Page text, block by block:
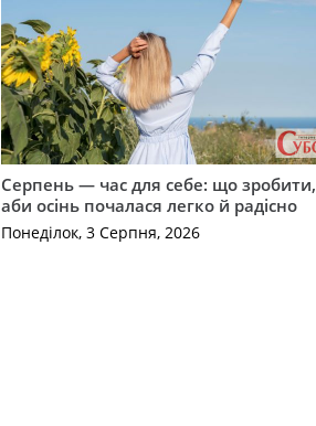
Серпень — час для себе: що зробити,
аби осінь почалася легко й радісно
Понеділок, 3 Серпня, 2026